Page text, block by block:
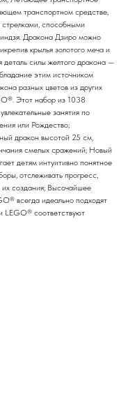
транспортном средстве,
способными
Дракона Дзиро можно
крылья золотого меча и
силы желтого дракона —
этим источником
разных цветов из других
Этот набор из 1038
занятия по
или Рождество;
дракон высотой 25 см,
смелых сражений; Новый
детям интуитивно понятное
отслеживать прогресс,
создания; Высочайшее
всегда идеально подходят
LEGO® соответствуют